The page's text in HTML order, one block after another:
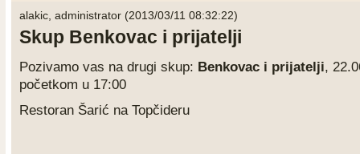
alakic, administrator (2013/03/11 08:32:22)
Skup Benkovac i prijatelji
Pozivamo vas na drugi skup: Benkovac i prijatelji,
početkom u 17:00
Restoran Šarić na Topčideru